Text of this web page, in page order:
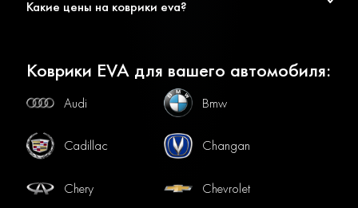
Какие цены на коврики eva?
Коврики EVA для вашего автомобиля:
Audi Bmw
Cadillac Changan
Chery Chevrolet